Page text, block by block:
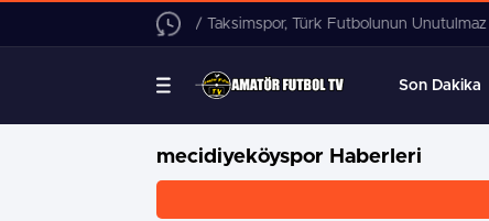
14:13 / Beyoğlu Çukurspor’dan
Son Dakika
mecidiyeköyspor Haberleri